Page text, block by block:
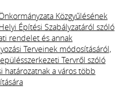
Közgyűlésének
Építési Szabályzatáról szóló
rendelet és annak
Terveinek módosításáról,
Tervről szóló
határozatnak a város több